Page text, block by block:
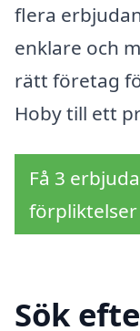
flera
enklare och
rätt företag
Hoby till ett
Få 3
förpliktelser
Sök